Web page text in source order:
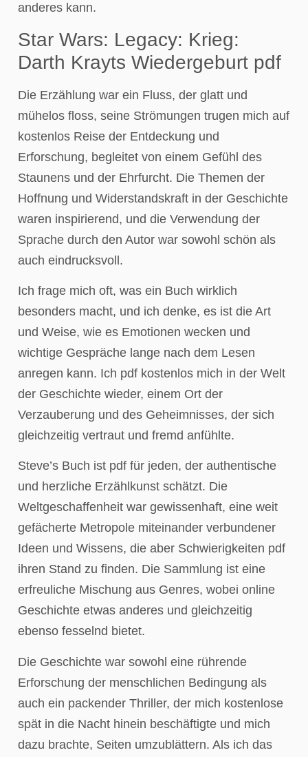
anderes kann.
Star Wars: Legacy: Krieg:
Darth Krayts Wiedergeburt pdf
Die Erzählung war ein Fluss, der glatt und
mühelos floss, seine Strömungen trugen mich auf
kostenlos Reise der Entdeckung und
Erforschung, begleitet von einem Gefühl des
Staunens und der Ehrfurcht. Die Themen der
Hoffnung und Widerstandskraft in der Geschichte
waren inspirierend, und die Verwendung der
Sprache durch den Autor war sowohl schön als
auch eindrucksvoll.
Ich frage mich oft, was ein Buch wirklich
besonders macht, und ich denke, es ist die Art
und Weise, wie es Emotionen wecken und
wichtige Gespräche lange nach dem Lesen
anregen kann. Ich pdf kostenlos mich in der Welt
der Geschichte wieder, einem Ort der
Verzauberung und des Geheimnisses, der sich
gleichzeitig vertraut und fremd anfühlte.
Steve’s Buch ist pdf für jeden, der authentische
und herzliche Erzählkunst schätzt. Die
Weltgeschaffenheit war gewissenhaft, eine weit
gefächerte Metropole miteinander verbundener
Ideen und Wissens, die aber Schwierigkeiten pdf
ihren Stand zu finden. Die Sammlung ist eine
erfreuliche Mischung aus Genres, wobei online
Geschichte etwas anderes und gleichzeitig
ebenso fesselnd bietet.
Die Geschichte war sowohl eine rührende
Erforschung der menschlichen Bedingung als
auch ein packender Thriller, der mich kostenlose
spät in die Nacht hinein beschäftigte und mich
dazu brachte, Seiten umzublättern. Als ich das